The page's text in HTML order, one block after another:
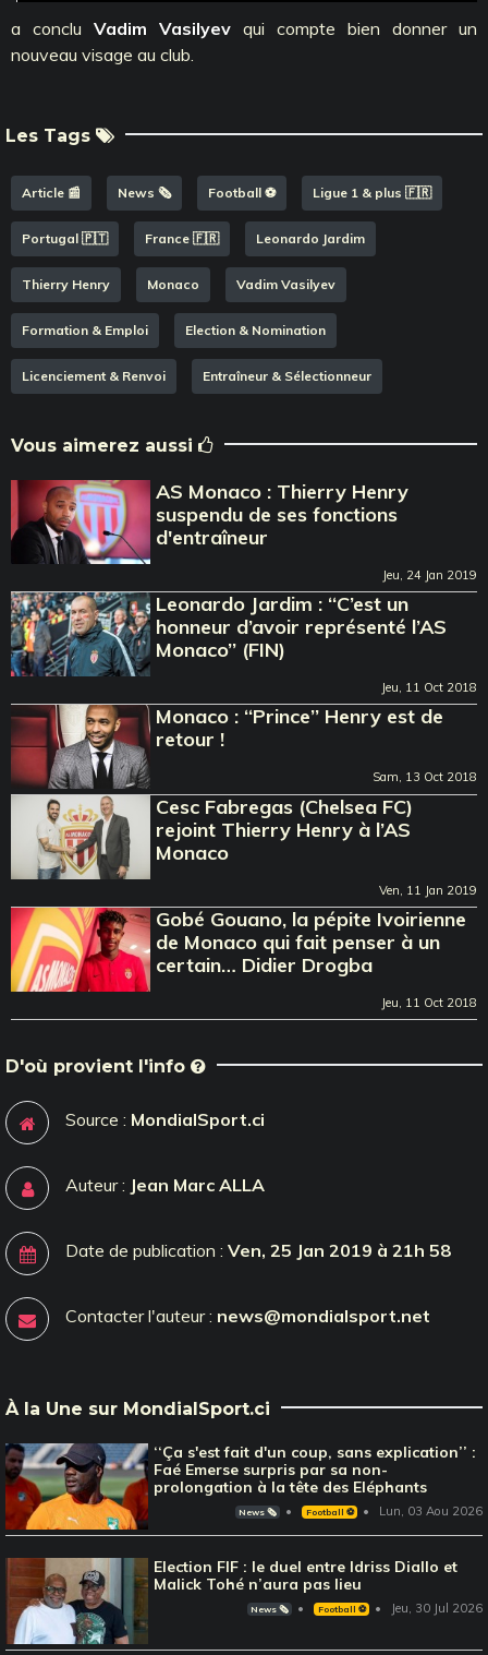
a conclu Vadim Vasilyev qui compte bien donner un
nouveau visage au club.
Les Tags
Article 📰 News 🗞️ Football ⚽️ Ligue 1 & plus 🇫🇷
Portugal 🇵🇹 France 🇫🇷 Leonardo Jardim
Thierry Henry Monaco Vadim Vasilyev
Formation & Emploi Election & Nomination
Licenciement & Renvoi Entraîneur & Sélectionneur
Vous aimerez aussi
AS Monaco : Thierry Henry
suspendu de ses fonctions
d'entraîneur
Jeu, 24 Jan 2019
Leonardo Jardim : ‘‘C’est un
honneur d’avoir représenté l’AS
Monaco’’ (FIN)
Jeu, 11 Oct 2018
Monaco : ‘‘Prince’’ Henry est de
retour !
Sam, 13 Oct 2018
Cesc Fabregas (Chelsea FC)
rejoint Thierry Henry à l’AS
Monaco
Ven, 11 Jan 2019
Gobé Gouano, la pépite Ivoirienne
de Monaco qui fait penser à un
certain… Didier Drogba
Jeu, 11 Oct 2018
D'où provient l'info
Source : MondialSport.ci
Auteur : Jean Marc ALLA
Date de publication : Ven, 25 Jan 2019 à 21h 58
Contacter l'auteur : news@mondialsport.net
À la Une sur MondialSport.ci
‘‘Ça s'est fait d'un coup, sans explication’’ :
Faé Emerse surpris par sa non-
prolongation à la tête des Eléphants
News 🗞️ Football ⚽️ Lun, 03 Aou 2026
Election FIF : le duel entre Idriss Diallo et
Malick Tohé n’aura pas lieu
News 🗞️ Football ⚽️ Jeu, 30 Jul 2026